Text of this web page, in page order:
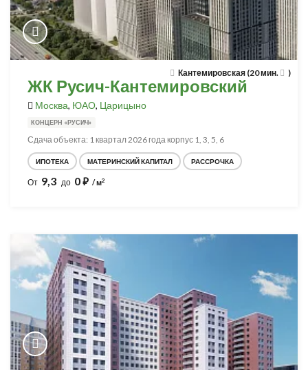
Кантемировская (20 мин. )
ЖК Русич-Кантемировский
Москва, ЮАО, Царицыно
КОНЦЕРН «РУСИЧ»
Сдача объекта: 1 квартал 2026 года корпус 1, 3, 5, 6
ИПОТЕКА МАТЕРИНСКИЙ КАПИТАЛ РАССРОЧКА
От 9,3 до 0⃏ / м2